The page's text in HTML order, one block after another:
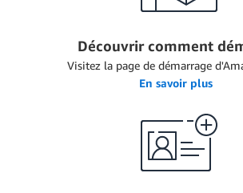
Découvrir comment
Visitez la page de démarrage
En savoir plus